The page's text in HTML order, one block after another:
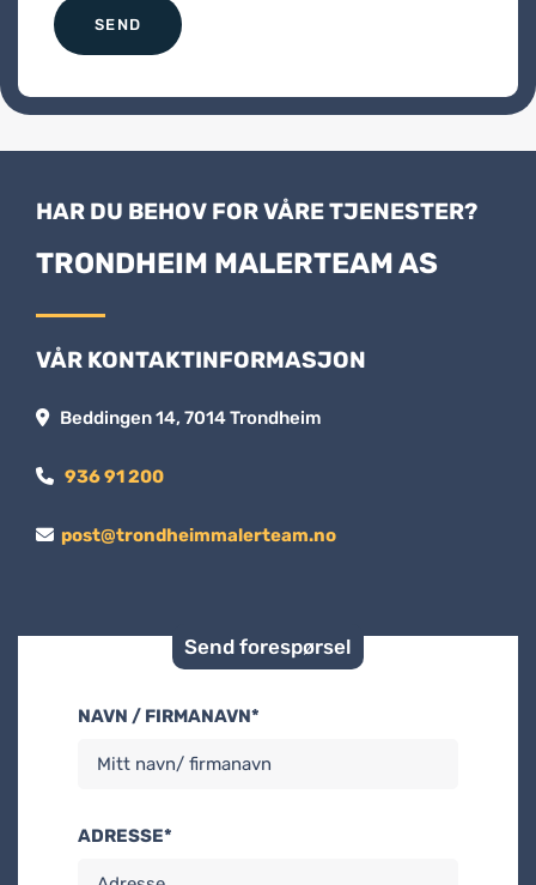
HAR DU BEHOV FOR VÅRE TJENESTER?
TRONDHEIM MALERTEAM AS
VÅR KONTAKTINFORMASJON
Beddingen 14, 7014 Trondheim
 936 91 200
 post@trondheimmalerteam.no
Send forespørsel
NAVN / FIRMANAVN*
ADRESSE*